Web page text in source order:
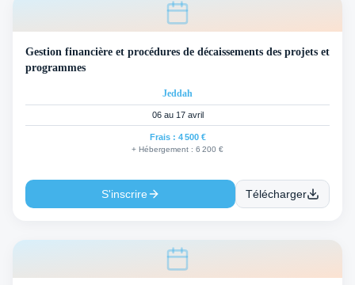
Gestion financière et procédures de décaissements des projets et
programmes
Jeddah
06 au 17 avril
Frais : 4 500 €
+ Hébergement : 6 200 €
S'inscrire Télécharger